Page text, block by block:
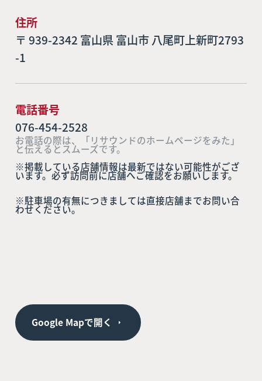
住所
〒 939-2342 富山県 富山市 八尾町上新町2793
-1
電話番号
076-454-2528
お電話の際は、「リサウンドのホームページをみた」
と伝えるとスムーズです。
※掲載している店舗情報は最新ではない可能性がござ
います。必ず訪問前に店舗へご確認をお願いします。
※駐車場の有無につきましては直接店舗までお問い合
わせください。
Google Mapで開く